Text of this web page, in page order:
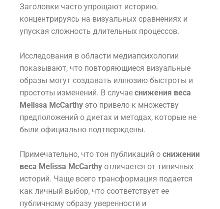
Заголовки часто упрощают историю,
концентрируясь на визуальных сравнениях и
упуская сложность длительных процессов.
Исследования в области медиапсихологии
показывают, что повторяющиеся визуальные
образы могут создавать иллюзию быстроты и
простоты изменений. В случае снижения веса
Melissa McCarthy это привело к множеству
предположений о диетах и методах, которые не
были официально подтверждены.
Примечательно, что тон публикаций о снижении
веса Melissa McCarthy отличается от типичных
историй. Чаще всего трансформация подается
как личный выбор, что соответствует ее
публичному образу уверенности и